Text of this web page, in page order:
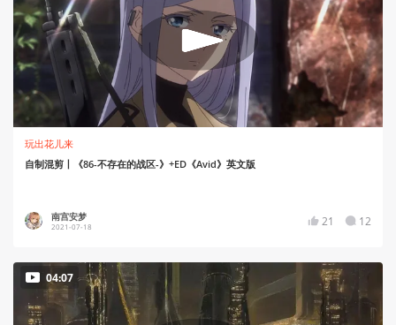
玩出花儿来
自制混剪丨《86-不存在的战区-》+ED《Avid》英文版
南宫安梦
2021-07-18 21 12
04:07